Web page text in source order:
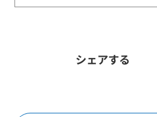
シェアする